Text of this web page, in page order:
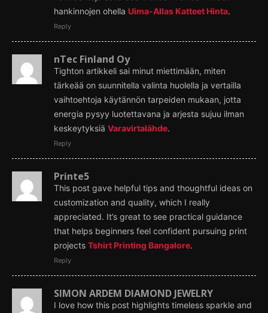
hankinnojen ohella Uima-Allas Katteet Hinta.
Reply
nTec Finland Oy
Tighton artikkeli sai minut miettimään, miten
tärkeää on suunnitella valinta huolella ja vertailla
vaihtoehtoja käytännön tarpeiden mukaan, jotta
energia pysyy luotettavana ja arjesta sujuu ilman
keskeytyksiä Varavirtalähde.
Reply
Printe5
This post gave helpful tips and thoughtful ideas on
customization and quality, which I really
appreciated. It’s great to see practical guidance
that helps beginners feel confident pursuing print
projects Tshirt Printing Bangalore.
Reply
SIMON ARDEM DIAMOND JEWELRY
I love how this post highlights timeless sparkle and